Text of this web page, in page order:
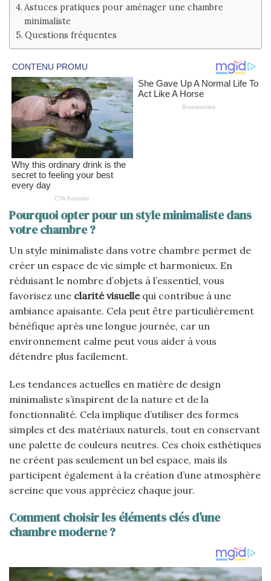
Astuces pratiques pour aménager une chambre
minimaliste
Questions fréquentes
Pourquoi opter pour un style minimaliste dans
votre chambre ?
Un style minimaliste dans votre chambre permet de
créer un espace de vie simple et harmonieux. En
réduisant le nombre d’objets à l’essentiel, vous
favorisez une clarité visuellequi contribue à une
ambiance apaisante. Cela peut être particulièrement
bénéfique après une longue journée, car un
environnement calme peut vous aider à vous
détendre plus facilement.
Les tendances actuelles en matière de design
minimaliste s’inspirent de la nature et de la
fonctionnalité. Cela implique d’utiliser des formes
simples et des matériaux naturels, tout en conservant
une palette de couleurs neutres. Ces choix esthétiques
ne créent pas seulement un bel espace, mais ils
participent également à la création d’une atmosphère
sereine que vous appréciez chaque jour.
Comment choisir les éléments clés d’une
chambre moderne ?